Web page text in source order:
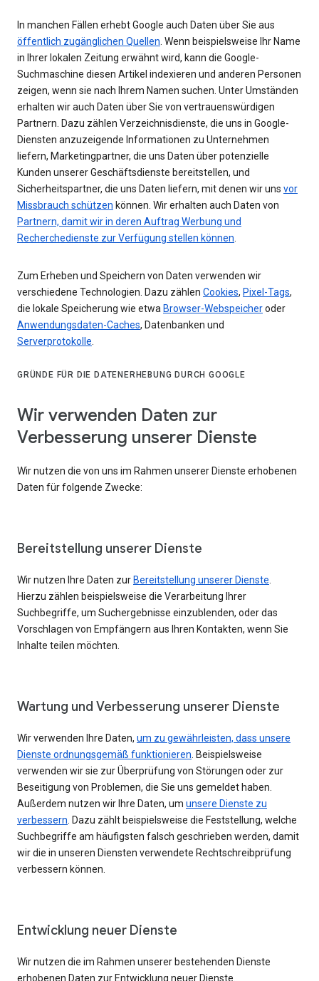
In manchen Fällen erhebt Google auch Daten über Sie aus
öffentlich zugänglichen Quellen. Wenn beispielsweise Ihr Name
in Ihrer lokalen Zeitung erwähnt wird, kann die Google-
Suchmaschine diesen Artikel indexieren und anderen Personen
zeigen, wenn sie nach Ihrem Namen suchen. Unter Umständen
erhalten wir auch Daten über Sie von vertrauenswürdigen
Partnern. Dazu zählen Verzeichnisdienste, die uns in Google-
Diensten anzuzeigende Informationen zu Unternehmen
liefern, Marketingpartner, die uns Daten über potenzielle
Kunden unserer Geschäftsdienste bereitstellen, und
Sicherheitspartner, die uns Daten liefern, mit denen wir uns vor
Missbrauch schützen können. Wir erhalten auch Daten von
Partnern, damit wir in deren Auftrag Werbung und
Recherchedienste zur Verfügung stellen können.
Zum Erheben und Speichern von Daten verwenden wir
verschiedene Technologien. Dazu zählen Cookies, Pixel-Tags,
die lokale Speicherung wie etwa Browser-Webspeicheroder
Anwendungsdaten-Caches, Datenbanken und
Serverprotokolle.
GRÜNDE FÜR DIE DATENERHEBUNG DURCH GOOGLE
Wir verwenden Daten zur
Verbesserung unserer Dienste
Wir nutzen die von uns im Rahmen unserer Dienste erhobenen
Daten für folgende Zwecke:
Bereitstellung unserer Dienste
Wir nutzen Ihre Daten zur Bereitstellung unserer Dienste
Hierzu zählen beispielsweise die Verarbeitung Ihrer
Suchbegriffe, um Suchergebnisse einzublenden, oder das
Vorschlagen von Empfängern aus Ihren Kontakten, wenn Sie
Inhalte teilen möchten.
Wartung und Verbesserung unserer Dienste
Wir verwenden Ihre Daten, um zu gewährleisten, dass unsere
Dienste ordnungsgemäß funktionieren . Beispielsweise
verwenden wir sie zur Überprüfung von Störungen oder zur
Beseitigung von Problemen, die Sie uns gemeldet haben.
Außerdem nutzen wir Ihre Daten, um unsere Dienste zu
verbessern . Dazu zählt beispielsweise die Feststellung, welche
Suchbegriffe am häufigsten falsch geschrieben werden, damit
wir die in unseren Diensten verwendete Rechtschreibprüfung
verbessern können.
Entwicklung neuer Dienste
Wir nutzen die im Rahmen unserer bestehenden Dienste
erhobenen Daten zur Entwicklung neuer Dienste.